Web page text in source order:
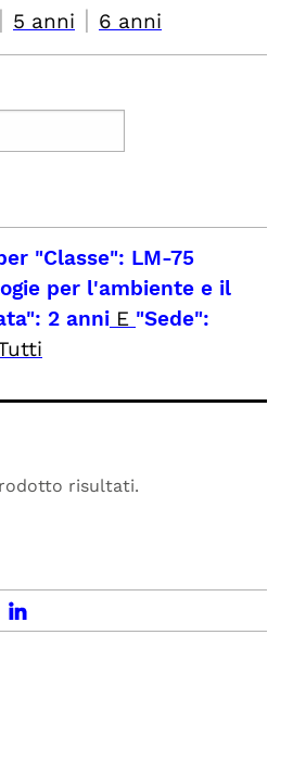
| 5 anni | 6 anni
"Classe": LM-75
per l'ambiente e il
2 anni E "Sede":
risultati.
linkedin